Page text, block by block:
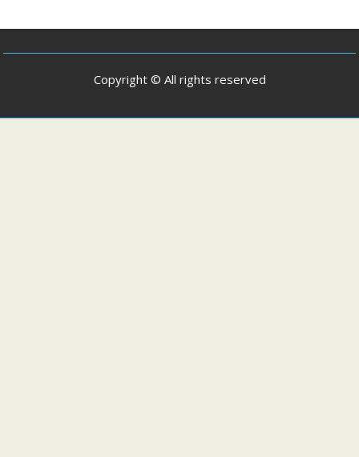
Copyright © All rights reserved